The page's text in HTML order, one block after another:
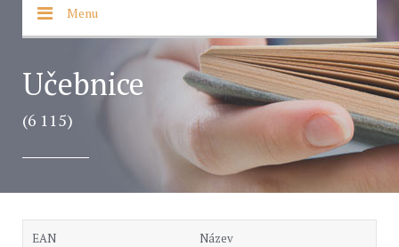
Menu
Učebnice
(6 115)
EAN Název